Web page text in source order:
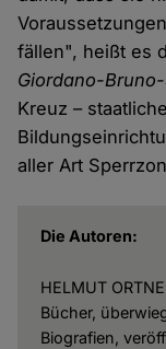
fällen", heißt es
Giordano-
Kreuz –
aller Art
Die Autoren:
HELMUT
Bücher,
Biografien,